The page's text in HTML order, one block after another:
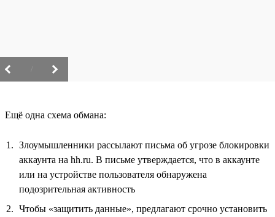
Ещё одна схема обмана:
Злоумышленники рассылают письма об угрозе блокировки
аккаунта на hh.ru. В письме утверждается, что в аккаунте
или на устройстве пользователя обнаружена
подозрительная активность
Чтобы «защитить данные», предлагают срочно установить